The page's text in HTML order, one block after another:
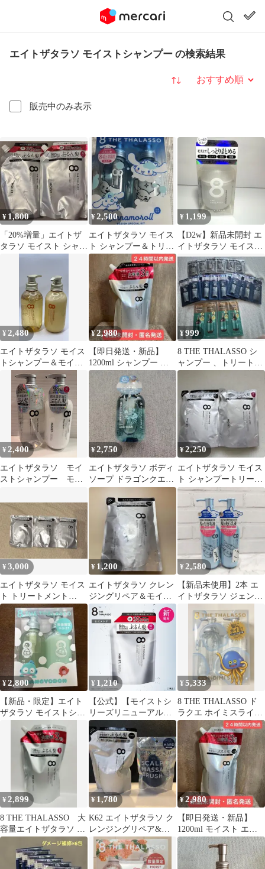
エイトザタラソ モイストシャンプー の検索結果
販売中のみ表示
並び替え
¥ 1,800
「20%増量」エイトザ
タラソ モイスト シャン
プー ＆トリートメント
¥2,500
エイトザタラソ モイス
ト シャンプー＆トリー
トメント シナモロール
限定デザイン
¥ 1,199
【D2w】新品未開封 エ
イトザタラソ モイスト
＆リペア ミルクバーム
¥ 2,480
エイトザタラソ モイス
トシャンプー＆モイス
トトリートメント
**4424944 X0016ZS3H5
¥2,980
【即日発送・新品】
1200ml シャンプー モ
イスト エイトザタラソ
詰め替え
¥999
8 THE THALASSO シ
ャンプー 、トリートメ
ント ×各３袋、各７
¥2,400
エイトザタラソ モイ
ストシャンプー モイ
本体ペアセット
¥2,750
エイトザタラソ ボディ
ソープ ドラゴンクエス
ト 限定デザイン
¥2,250
エイトザタラソ モイス
ト シャンプートリート
メント詰替セット
¥3,000
エイトザタラソ モイス
ト トリートメント
400ml 詰め替え 3個セ
ット
¥ 1,200
エイトザタラソ クレン
ジングリペア＆モイス
ト 美容液シャンプー
400ml詰め替え
¥2,580
【新品未使用】2本 エ
イトザタラソ ジェント
¥2,800
【新品・限定】エイト
ザタラソ モイストシャ
ンプー＆トリートメン
ト ハンギョドン
¥ 1,210
【公式】【モイストシ
リーズリニューアル】
シャンプー / トリート
メント 詰め替え ノンシ
リコン モイスト スムー
ス 詰替 美容液シャンプ
ー つめかえ エイト ザ
タラソ 8 THE
THALASSO ヘアケア
400mL [単品]
¥5,333
8 THE THALASSO ド
ラクエ ホイミスライム
ツルハ限定 シャンプー
¥ 2,899
8 THE THALASSO 大
容量エイトザタラソ モ
イスト美容液トリート
メント
¥1,780
K62 エイトザタラソ ク
レンジングリペア&モ
イスト美容液シャンプ
ー＋ブラシ
¥2,980
【即日発送・新品】
1200ml モイスト エイ
トザタラソトリートメ
ント 詰め替え